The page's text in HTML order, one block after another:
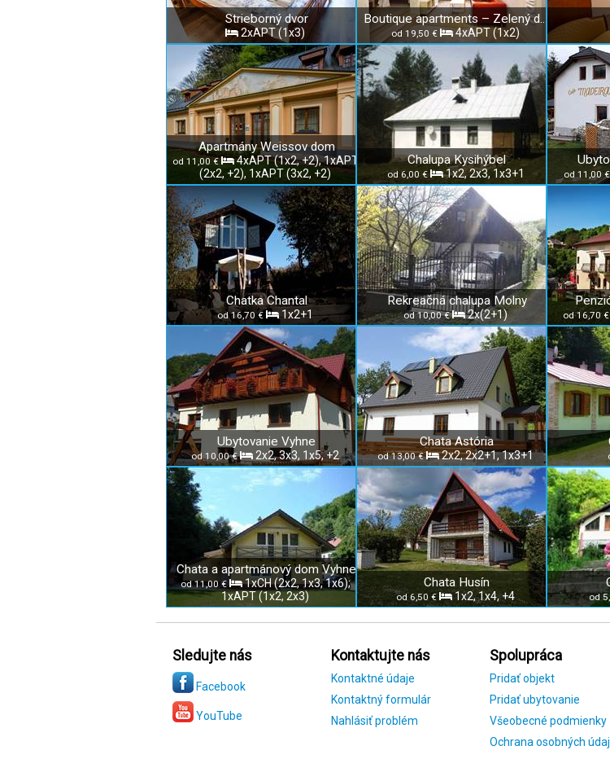
Strieborný dvor
2xAPT (1x3)
Boutique apartments – Zelený dom
od 19,50 € 4xAPT (1x2)
Apartmány Weissov dom
od 11,00 €
4xAPT (1x2, +2), 1xAPT
(2x2, +2), 1xAPT (3x2, +2)
Chalupa Kysihýbel
od 6,00 € 1x2, 2x3, 1x3+1 od 11,00
Chatka Chantal
od 16,70 € 1x2+1
Rekreačná chalupa Molny
od 10,00 € 2x(2+1) od 16,70 €
Ubytovanie Vyhne
od 10,00 € 2x2, 3x3, 1x5, +2
Chata Astória
od 13,00 € 2x2, 2x2+1, 1x3+1
Chata a apartmánový dom Vyhne
od 11,00 €
1xCH (2x2, 1x3, 1x6);
1xAPT (1x2, 2x3)
Chata Husín
od 6,50 € 1x2, 1x4, +4 od
Sledujte nás
Facebook
YouTube
Kontaktujte nás
Kontaktné údaje
Kontaktný formulár
Nahlásiť problém
Spolupráca
Pridať objekt
Pridať ubytovanie
Všeobecné podmienky
Ochrana osobných